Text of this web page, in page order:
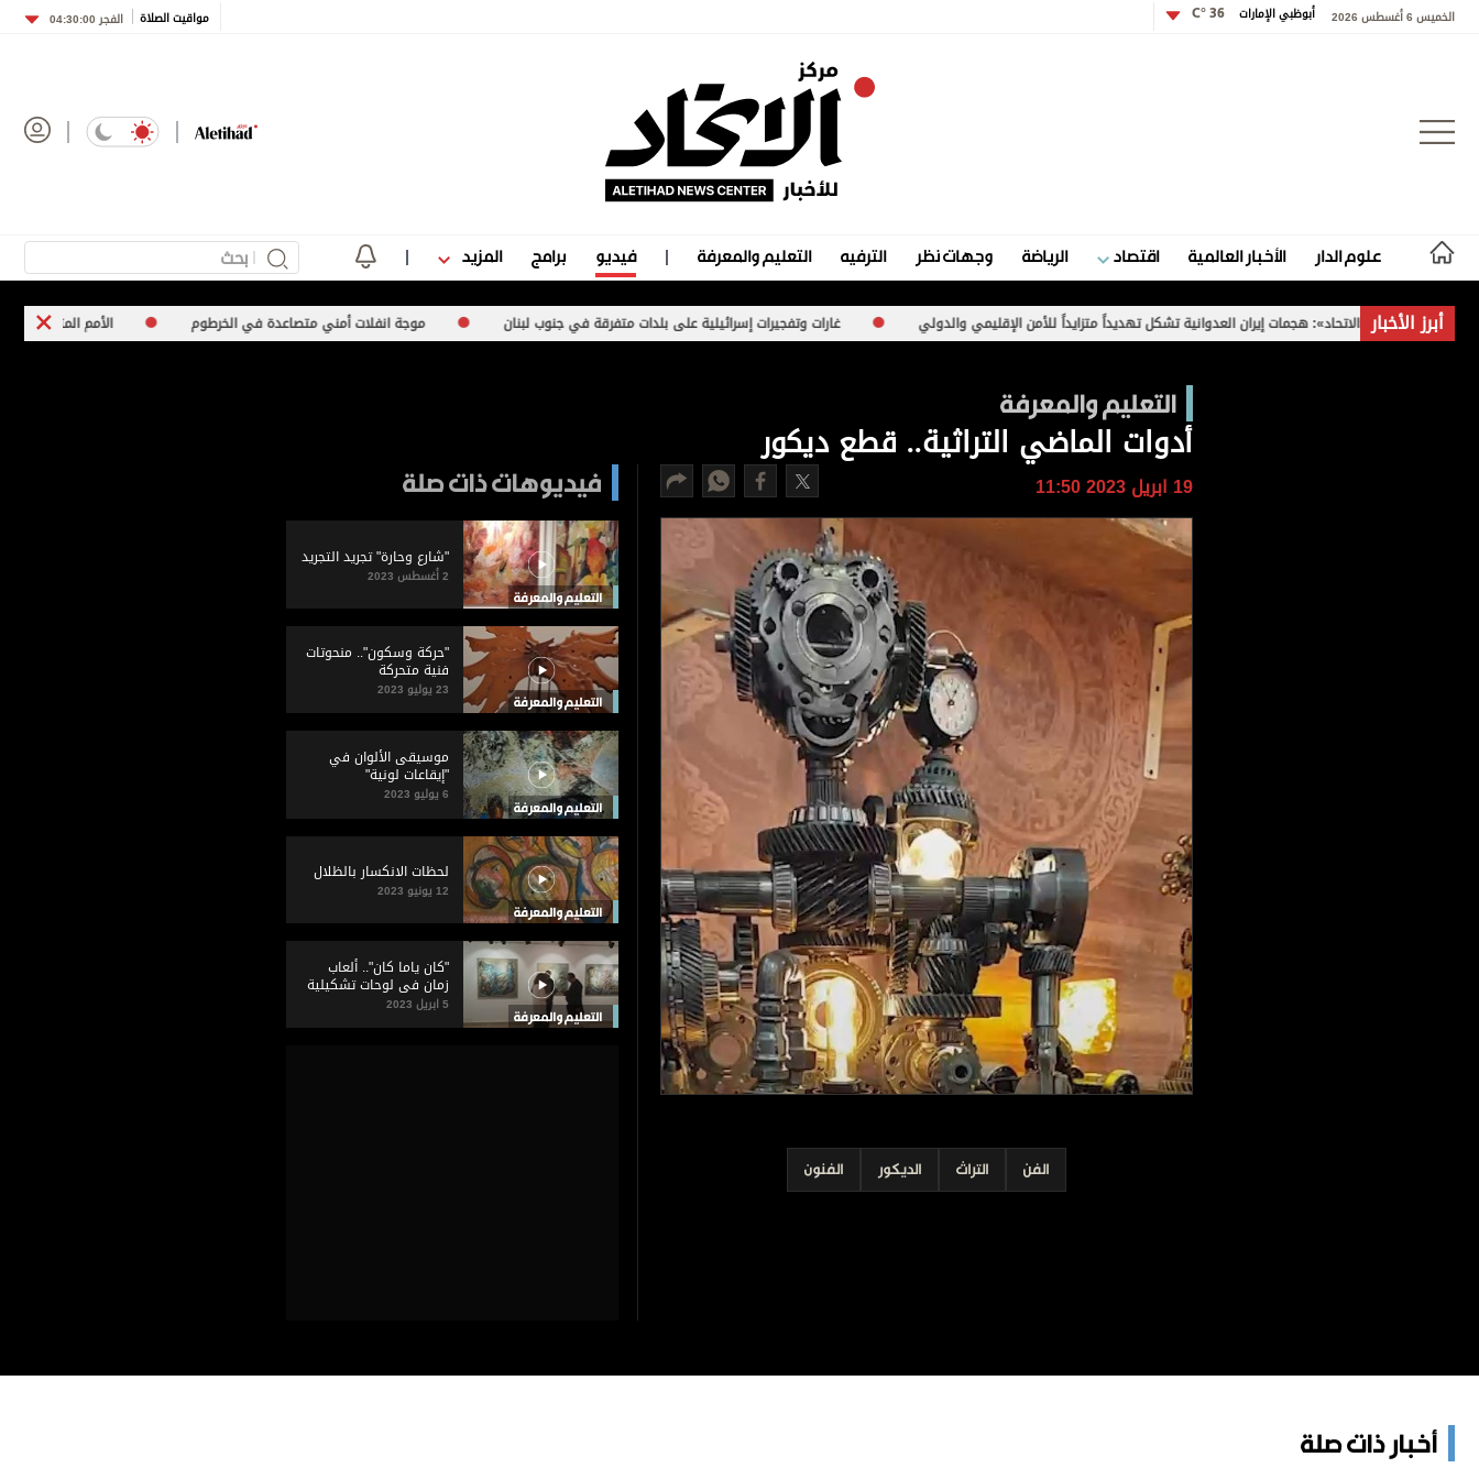
الخميس 6 أغسطس 2026 أبوظبي الإمارات 36 °C مواقيت الصلاة الفجر 04:30:00
علوم الدار الأخبار العالمية اقتصاد الرياضة وجهات نظر الترفيه التعليم والمعرفة فيديو برامج المزيد
علوم الدار
أبرز الأخبار
لـ «الاتحاد»: هجمات إيران العدوانية تشكل تهديداً متزايداً للأمن الإقليمي والدولي غارات وتفجيرات إسرائيلية على بلدات متفرقة في جنوب لبنان موجة انفلات أمني متصاعدة في الخرطوم الأمم المتحدة تعرب عن قلقها إزاء
التعليم والمعرفة
أدوات الماضي التراثية.. قطع ديكور
19 ابريل 2023 11:50
الفن التراث الديكور الفنون
فيديوهات ذات صلة
التعليم والمعرفة
"شارع وحارة" تجريد التجريد
2 أغسطس 2023
التعليم والمعرفة
"حركة وسكون".. منحوتات
فنية متحركة
23 يوليو 2023
التعليم والمعرفة
موسيقى الألوان في
"إيقاعات لونية"
6 يوليو 2023
التعليم والمعرفة
لحظات الانكسار بالظلال
12 يونيو 2023
التعليم والمعرفة
"كان ياما كان".. ألعاب
زمان في لوحات تشكيلية
5 ابريل 2023
أخبار ذات صلة